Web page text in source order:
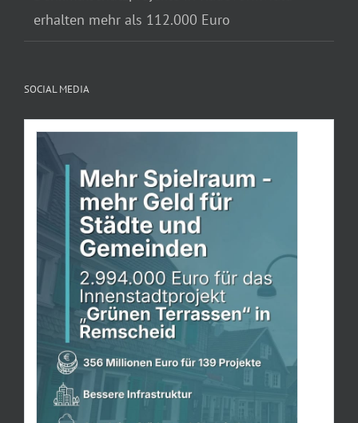
erhalten mehr als 112.000 Euro
SOCIAL MEDIA